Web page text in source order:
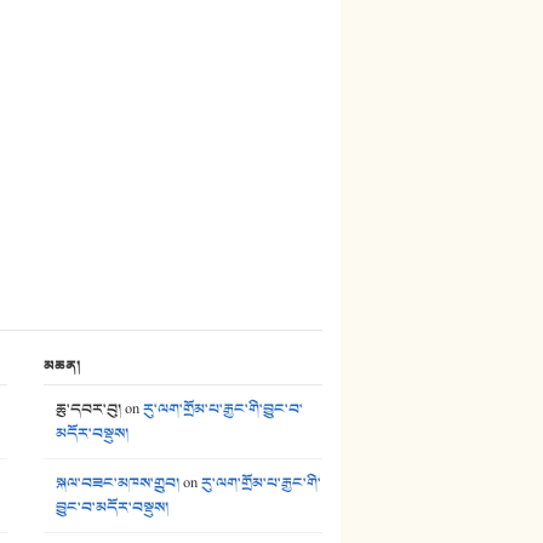
མཆན།
ཆུ་དབར་བུ།onརུ་ལག་གྲོམ་པ་རྒྱང་གི་བྱུང་བ་
མདོར་བསྡུས།
སྐལ་བཟང་མཁས་གྲུབ།onརུ་ལག་གྲོམ་པ་རྒྱང་གི་
བྱུང་བ་མདོར་བསྡུས།